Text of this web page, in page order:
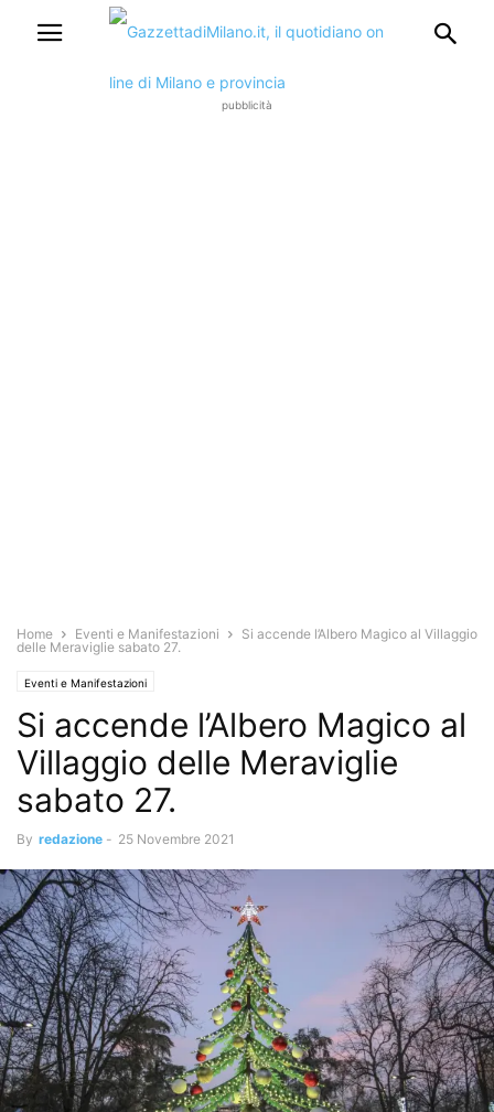
pubblicità
Home Eventi e Manifestazioni
Si accende l’Albero Magico al Villaggio
delle Meraviglie sabato 27.
Eventi e Manifestazioni
Si accende l’Albero Magico al
Villaggio delle Meraviglie
sabato 27.
By redazione - 25 Novembre 2021